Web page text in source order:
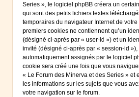
Series », le logiciel phpBB créera un
qui sont des petits fichiers textes
temporaires du navigateur Internet de
premiers cookies ne contiennent qu’un
(désigné ci-après par « user-id ») et un
invité (désigné ci-après par « session-id
automatiquement assignés par le logiciel
cookie sera créé une fois que vous
« Le Forum des Minerva et des Series » et
les informations sur les sujets que vous
votre navigation sur le forum.